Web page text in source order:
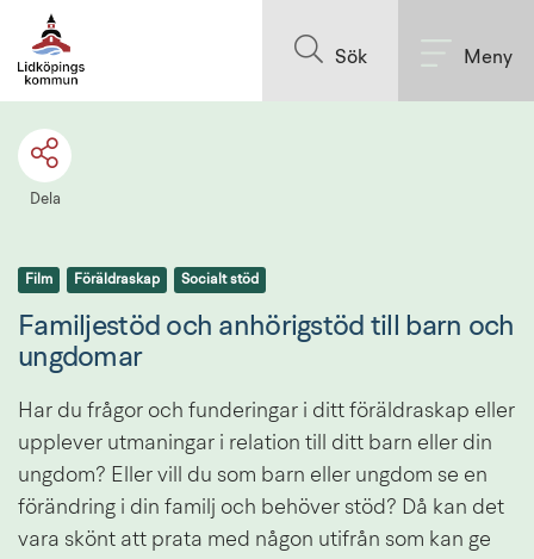
Sök Meny
Dela
Film Föräldraskap Socialt stöd
Familjestöd och anhörigstöd till barn och
ungdomar
Har du frågor och funderingar i ditt föräldraskap eller
upplever utmaningar i relation till ditt barn eller din
ungdom? Eller vill du som barn eller ungdom se en
förändring i din familj och behöver stöd? Då kan det
vara skönt att prata med någon utifrån som kan ge